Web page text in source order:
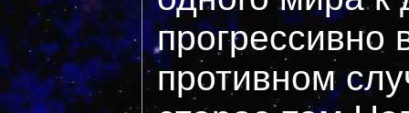
прогрессивно
противном